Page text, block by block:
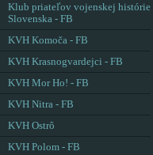
Klub priateľov vojenskej histórie
Slovenska - FB
KVH Komoča - FB
KVH Krasnogvardejci - FB
KVH Mor Ho! - FB
KVH Nitra - FB
KVH Ostrô
KVH Polom - FB